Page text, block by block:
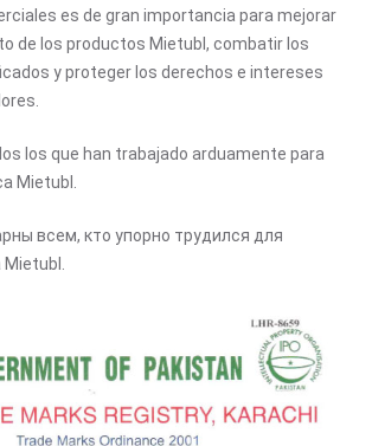
es de gran importancia para mejorar
de los productos Mietubl, combatir los
y proteger los derechos e intereses
los que han trabajado arduamente para
Mietubl.
всем, кто упорно трудился для